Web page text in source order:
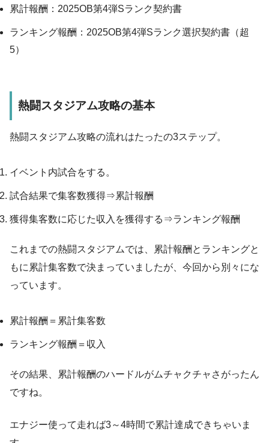
累計報酬：2025OB第4弾Sランク契約書
ランキング報酬：2025OB第4弾Sランク選択契約書（超
5）
熱闘スタジアム攻略の基本
熱闘スタジアム攻略の流れはたったの3ステップ。
イベント内試合をする。
試合結果で集客数獲得⇒累計報酬
獲得集客数に応じた収入を獲得する⇒ランキング報酬
これまでの熱闘スタジアムでは、累計報酬とランキングと
もに累計集客数で決まっていましたが、今回から別々にな
っています。
累計報酬＝累計集客数
ランキング報酬＝収入
その結果、累計報酬のハードルがムチャクチャさがったん
ですね。
エナジー使って走れば3～4時間で累計達成できちゃいま